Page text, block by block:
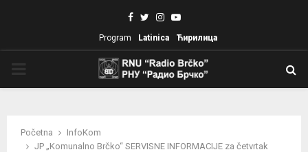
Facebook
TwitterInstagram
Youtube
Program Latinica Ћирилица
Početna
InfoKom
JP „Komunalno Brčko“ SERVISNE INFORMACIJE za četvrtak